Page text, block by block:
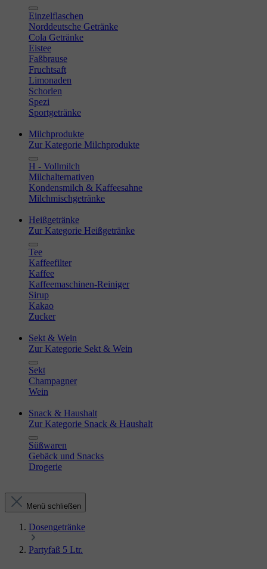
Einzelflaschen
Norddeutsche Getränke
Cola Getränke
Eistee
Faßbrause
Fruchtsaft
Limonaden
Schorlen
Spezi
Sportgetränke
Milchprodukte
Zur Kategorie Milchprodukte
H - Vollmilch
Milchalternativen
Kondensmilch & Kaffeesahne
Milchmischgetränke
Heißgetränke
Zur Kategorie Heißgetränke
Tee
Kaffeefilter
Kaffee
Kaffeemaschinen-Reiniger
Sirup
Kakao
Zucker
Sekt & Wein
Zur Kategorie Sekt & Wein
Sekt
Champagner
Wein
Snack & Haushalt
Zur Kategorie Snack & Haushalt
Süßwaren
Gebäck und Snacks
Drogerie
Menü schließen
Dosengetränke
Partyfaß 5 Ltr.